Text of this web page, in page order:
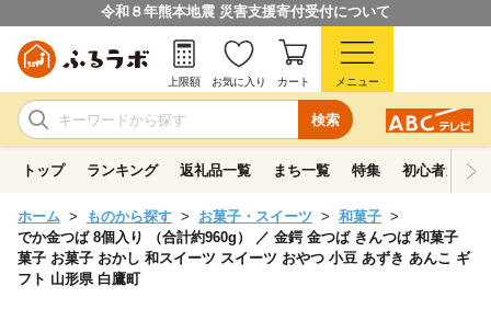
令和８年熊本地震 災害支援寄付受付について
検索
上限額 お気に入り カート メニュー
トップ ランキング 返礼品一覧 まち一覧 特集 初心者ガイド
ホーム ものから探す お菓子・スイーツ
和菓子
でか金つば 8個入り （合計約960g） ／ 金鍔 金つば きんつば 和菓子
菓子 お菓子 おかし 和スイーツ スイーツ おやつ 小豆 あずき あんこ ギ
フト 山形県 白鷹町